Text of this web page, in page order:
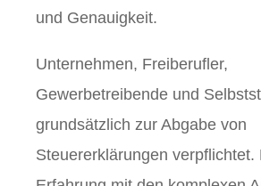
und Genauigkeit.
Unternehmen, Freiberufler,
Gewerbetreibende und
grundsätzlich zur Abgabe von
Steuererklärungen verpflichtet.